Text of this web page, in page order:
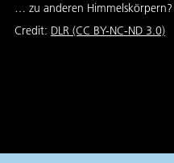
… zu anderen
Credit: DLR (CC BY-NC-ND 3.0)